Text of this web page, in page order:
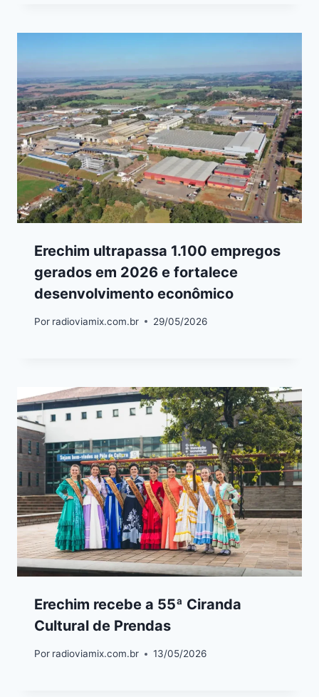
Erechim ultrapassa 1.100 empregos
gerados em 2026 e fortalece
desenvolvimento econômico
Por radioviamix.com.br 29/05/2026
Erechim recebe a 55ª Ciranda
Cultural de Prendas
Por radioviamix.com.br 13/05/2026